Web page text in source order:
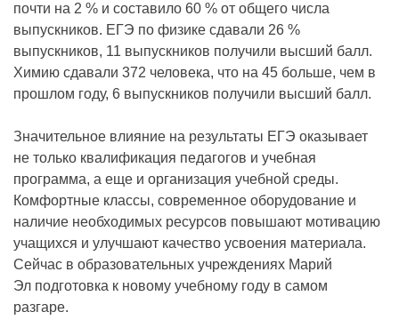
почти на 2 % и составило 60 % от общего числа
выпускников. ЕГЭ по физике сдавали 26 %
выпускников, 11 выпускников получили высший балл.
Химию сдавали 372 человека, что на 45 больше, чем в
прошлом году, 6 выпускников получили высший балл.
Значительное влияние на результаты ЕГЭ оказывает
не только квалификация педагогов и учебная
программа, а еще и организация учебной среды.
Комфортные классы, современное оборудование и
наличие необходимых ресурсов повышают мотивацию
учащихся и улучшают качество усвоения материала.
Сейчас в образовательных учреждениях Марий
Эл подготовка к новому учебному году в самом
разгаре.